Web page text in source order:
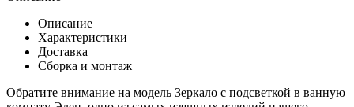
Описание
Характеристики
Доставка
Сборка и монтаж
Обратите внимание на модель Зеркало с подсветкой в ванную